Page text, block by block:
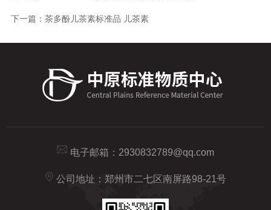
下一篇： 茶多酚儿茶素标准品 儿茶素
电子邮箱： 2930832789@qq.com
公司地址：郑州市二七区南屏路98-21号